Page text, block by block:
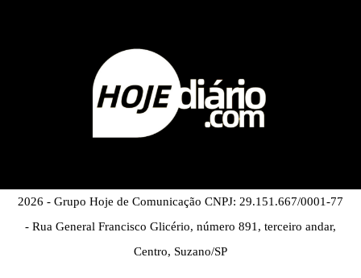
2026 - Grupo Hoje de Comunicação CNPJ: 29.151.667/0001-77
- Rua General Francisco Glicério, número 891, terceiro andar,
Centro, Suzano/SP